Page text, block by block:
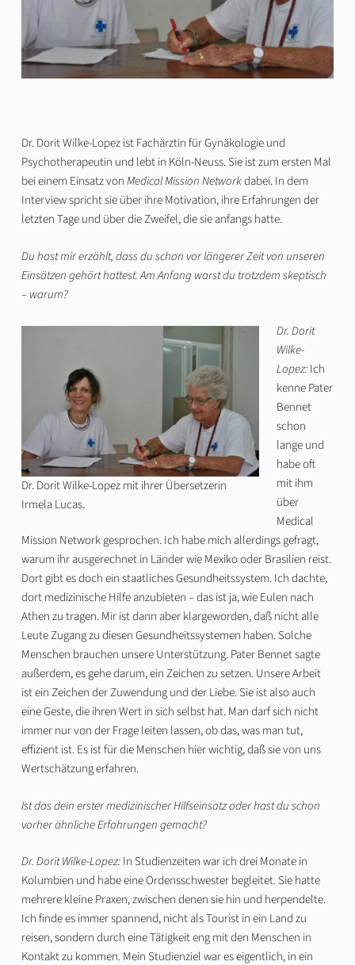
Dr. Dorit Wilke-Lopez ist Fachärztin für Gynäkologie und
Psychotherapeutin und lebt in Köln-Neuss. Sie ist zum ersten Mal
bei einem Einsatz vonMedical Mission Networkdabei. In dem
Interview spricht sie über ihre Motivation, ihre Erfahrungen der
letzten Tage und über die Zweifel, die sie anfangs hatte.
Du hast mir erzählt, dass du schon vor längerer Zeit von unseren
Einsätzen gehört hattest. Am Anfang warst du trotzdem skeptisch
– warum?
Dr. Dorit Wilke-Lopez mit ihrer Übersetzerin
Irmela Lucas.
Dr. Dorit
Wilke-
Lopez:Ich
kenne Pater
Bennet
schon
lange und
habe oft
mit ihm
über
Medical
Mission Network gesprochen. Ich habe mich allerdings gefragt,
warum ihr ausgerechnet in Länder wie Mexiko oder Brasilien reist.
Dort gibt es doch ein staatliches Gesundheitssystem. Ich dachte,
dort medizinische Hilfe anzubieten – das ist ja, wie Eulen nach
Athen zu tragen. Mir ist dann aber klargeworden, daß nicht alle
Leute Zugang zu diesen Gesundheitssystemen haben. Solche
Menschen brauchen unsere Unterstützung. Pater Bennet sagte
außerdem, es gehe darum, ein Zeichen zu setzen. Unsere Arbeit
ist ein Zeichen der Zuwendung und der Liebe. Sie ist also auch
eine Geste, die ihren Wert in sich selbst hat. Man darf sich nicht
immer nur von der Frage leiten lassen, ob das, was man tut,
effizient ist. Es ist für die Menschen hier wichtig, daß sie von uns
Wertschätzung erfahren.
Ist das dein erster medizinischer Hilfseinsatz oder hast du schon
vorher ähnliche Erfahrungen gemacht?
Dr. Dorit Wilke-Lopez:In Studienzeiten war ich drei Monate in
Kolumbien und habe eine Ordensschwester begleitet. Sie hatte
mehrere kleine Praxen, zwischen denen sie hin und herpendelte.
Ich finde es immer spannend, nicht als Tourist in ein Land zu
reisen, sondern durch eine Tätigkeit eng mit den Menschen in
Kontakt zu kommen. Mein Studienziel war es eigentlich, in ein